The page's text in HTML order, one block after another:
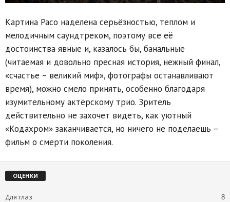
Картина Расо наделена серьёзностью, теплом и
мелодичным саундтреком, поэтому все её
достоинства явные и, казалось бы, банальные
(читаемая и довольно пресная история, нежный финал,
«счастье – великий миф», фотографы останавливают
время), можно смело принять, особенно благодаря
изумительному актёрскому трио. Зритель
действительно не захочет видеть, как уютный
«Кодахром» заканчивается, но ничего не поделаешь –
фильм о смерти поколения.
ОЦЕНКИ
Для глаз 8